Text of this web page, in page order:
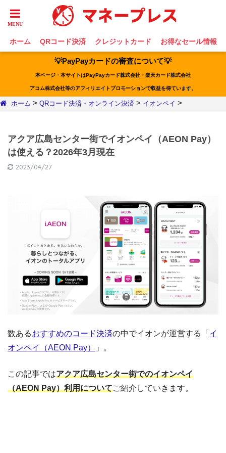
ホーム QRコード決済 クレジットカード お得なセール情報
💡PayPayカードの審査について💡
本ページ・本サイトはPayPayカード株式会社・楽天カード株式会社
アコム株式会社等のアフィリエイトプロモーションで収益を得ています。
ホーム > QRコード決済・オンライン決済 > イオンペイ >
アクア広島センター街でイオンペイ（AEON Pay）
は使える？2026年3月現在
2023/04/27
数あるおすすめのコード決済の中でイオンが運営する「 イ
オンペイ（AEON Pay）
」。
この記事ではアクア広島センター街でのイオンペイ
（AEON Pay）利用についてご紹介していきます。